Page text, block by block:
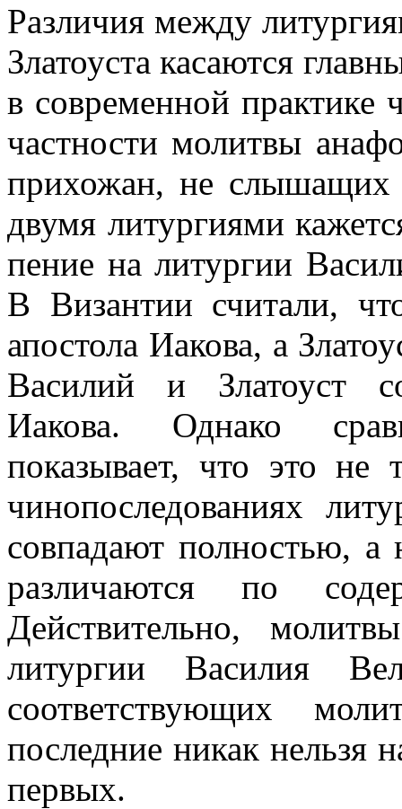
Различия между
Златоуста касаются
в современной практике
частности молитвы
прихожан, не слышащих
двумя литургиями
пение на литургии
В Византии считали,
апостола Иакова, а
Василий и Златоуст
Иакова. Однако
показывает, что это
чинопоследованиях
совпадают полностью, а
различаются по
Действительно,
литургии Василия
соответствующих
последние никак нельзя
первых.